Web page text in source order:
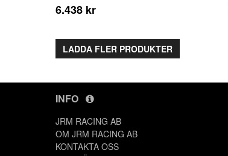
6.438 kr
LADDA FLER PRODUKTER
INFO
JRM RACING AB
OM JRM RACING AB
KONTAKTA OSS